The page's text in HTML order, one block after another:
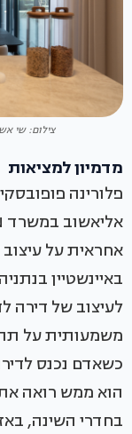
צילום: שי
מדמיון למציאות
פלורינה
אחראית על עיצוב
באיינשטיין
לעיצוב של דירה
משמעותית על
כשאדם נכנס
הוא ממש רואה
בחדרי השינה,